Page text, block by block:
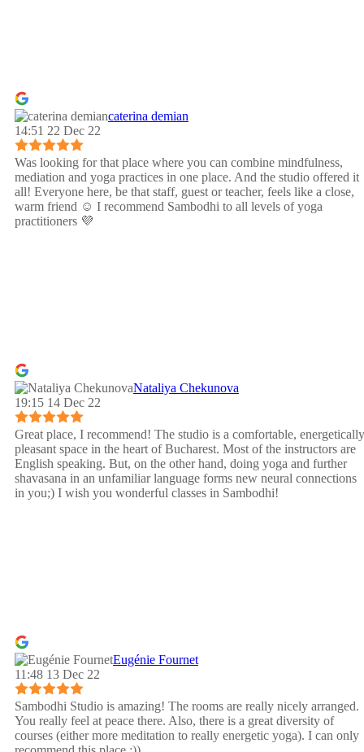
caterina demian
14:51 22 Dec 22
Was looking for that place where you can combine mindfulness,
mediation and yoga practices in one place. And the studio offered it
all! Everyone here, be that staff, guest or teacher, feels like a close,
warm friend ☺️ I recommend Sambodhi to all levels of yoga
practitioners 💜
Nataliya Chekunova
19:15 14 Dec 22
Great place, I recommend! The studio is a comfortable, energetically
pleasant space in the heart of Bucharest. Most of the instructors are
English speaking. But, on the other hand, doing yoga and further
shavasana in an unfamiliar language forms new neural connections
in you;) I wish you wonderful classes in Sambodhi!
Eugénie Fournet
11:48 13 Dec 22
Sambodhi Studio is amazing! The rooms are really nicely arranged.
You really feel at peace there. Also, there is a great diversity of
courses (either more meditation to really energetic yoga). I can only